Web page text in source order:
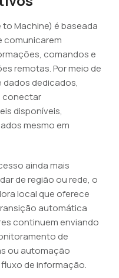
Machine) é baseada
comunicarem
comandos e
remotas. Por meio de
dados dedicados,
conectar
disponíveis,
mesmo em
ainda mais
de região ou rede, o
local que oferece
automática
continuem enviando
de
ou automação
de informação.